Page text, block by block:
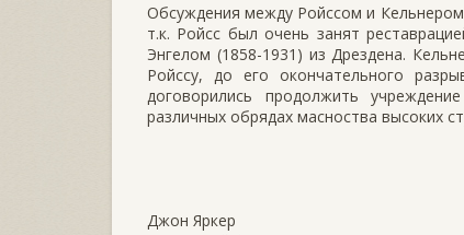
Обсуждения между Ройссом и
т.к. Ройсс был очень занят
Энгелом (1858-1931) из Дрездена.
Ройссу, до его окончательного
договорились продолжить
различных обрядах масноства высоких
Джон Яркер